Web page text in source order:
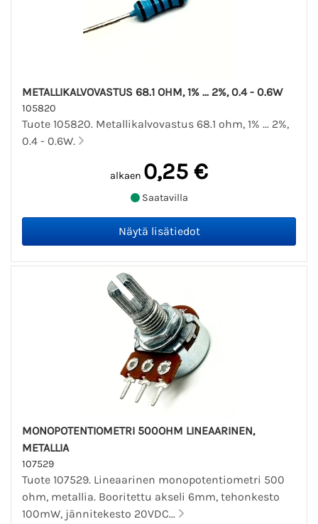
METALLIKALVOVASTUS 68.1 OHM, 1% ... 2%, 0.4 - 0.6W
105820
Tuote 105820. Metallikalvovastus 68.1 ohm, 1% ... 2%,
0.4 - 0.6W.
alkaen 0,25 €
Saatavilla
MONOPOTENTIOMETRI 500OHM LINEAARINEN,
METALLIA
107529
Tuote 107529. Lineaarinen monopotentiometri 500
ohm, metallia. Booritettu akseli 6mm, tehonkesto
100mW, jännitekesto 20VDC...